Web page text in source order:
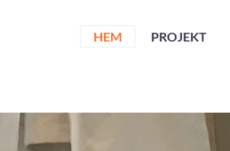
HEM PROJEKT